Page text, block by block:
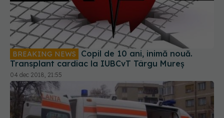
BREAKING NEWS
Transplant cardiac la IUBCvT Târgu Mureş
04 dec 2018, 21:55